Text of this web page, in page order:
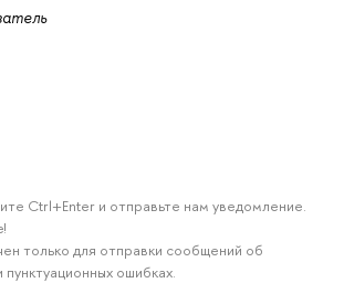
Ctrl+Enter и отправьте нам уведомление.
только для отправки сообщений об
ошибках.